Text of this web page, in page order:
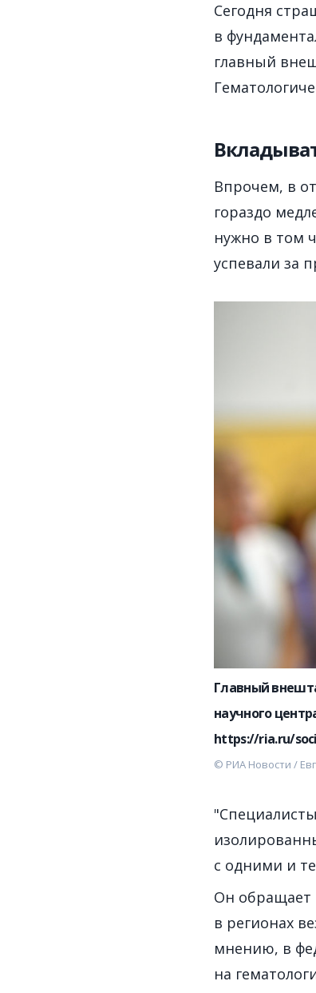
Сегодня
в
главный
Впрочем, в
гораздо
нужно в том
успевали за
Главный
научного
https://ria.ru/
© РИА Новости /
с одними и
Он обращает
в регионах
мнению, в
на